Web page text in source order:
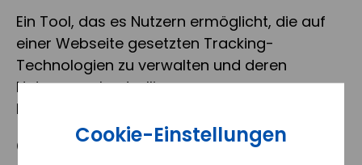
Cookie-Einstellungen
Ein Tool, das es Nutzern ermöglicht, die auf
einer Webseite gesetzten Tracking-
Technologien zu verwalten und deren
Nutzung zu kontrollieren, um
Datenschutzanforderungen zu erfüllen.
Corporate Design